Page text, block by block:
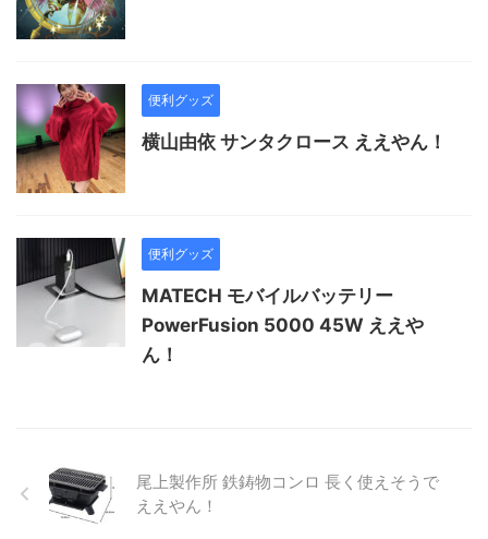
便利グッズ
横山由依 サンタクロース ええやん！
便利グッズ
MATECH モバイルバッテリー
PowerFusion 5000 45W ええや
ん！
尾上製作所 鉄鋳物コンロ 長く使えそうで
ええやん！